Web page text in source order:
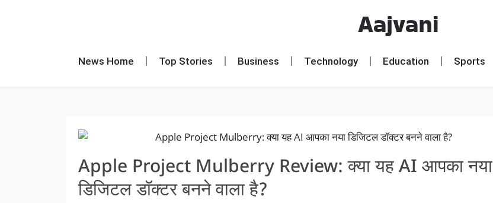
Aajvani
News Home Top Stories Business Technology Education Sports
Apple Project Mulberry Review: क्या यह AI आपका नया
डिजिटल डॉक्टर बनने वाला है?